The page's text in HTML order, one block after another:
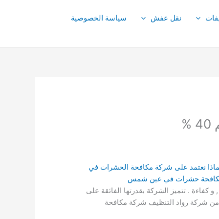
نقل عفش
سياسة الخصوصية
الحاجة الى شركة مكافحة حشرات في عين شمس ؟ | 2. ما ضرورة شركة مكافحة حشرات عين شمس ؟ | 3. لماذا نعتمد على شركة مكافحة الحشرات في
حشرات في عين شمس
. تتميز الشركة بقدرتها الفائقة على
شركة رواد التنظيف شركة مكافحة